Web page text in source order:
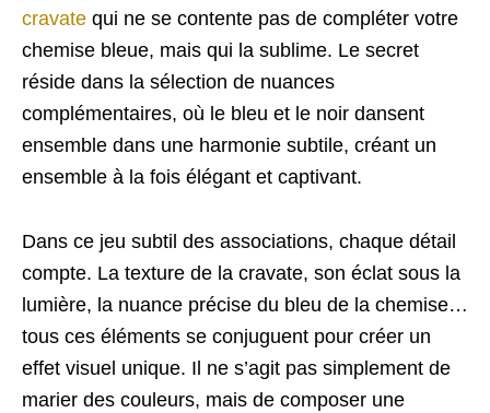
cravate qui ne se contente pas de compléter votre
chemise bleue, mais qui la sublime. Le secret
réside dans la sélection de nuances
complémentaires, où le bleu et le noir dansent
ensemble dans une harmonie subtile, créant un
ensemble à la fois élégant et captivant.
Dans ce jeu subtil des associations, chaque détail
compte. La texture de la cravate, son éclat sous la
lumière, la nuance précise du bleu de la chemise…
tous ces éléments se conjuguent pour créer un
effet visuel unique. Il ne s’agit pas simplement de
marier des couleurs, mais de composer une